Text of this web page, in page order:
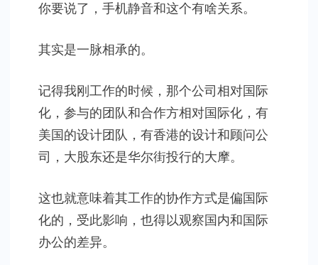
你要说了，手机静音和这个有啥关系。
其实是一脉相承的。
记得我刚工作的时候，那个公司相对国际
化，参与的团队和合作方相对国际化，有
美国的设计团队，有香港的设计和顾问公
司，大股东还是华尔街投行的大摩。
这也就意味着其工作的协作方式是偏国际
化的，受此影响，也得以观察国内和国际
办公的差异。